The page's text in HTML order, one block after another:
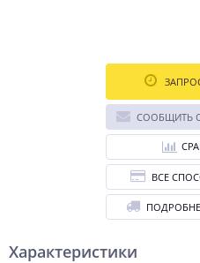
Характеристики
СООБЩИТЬ
ВСЕ